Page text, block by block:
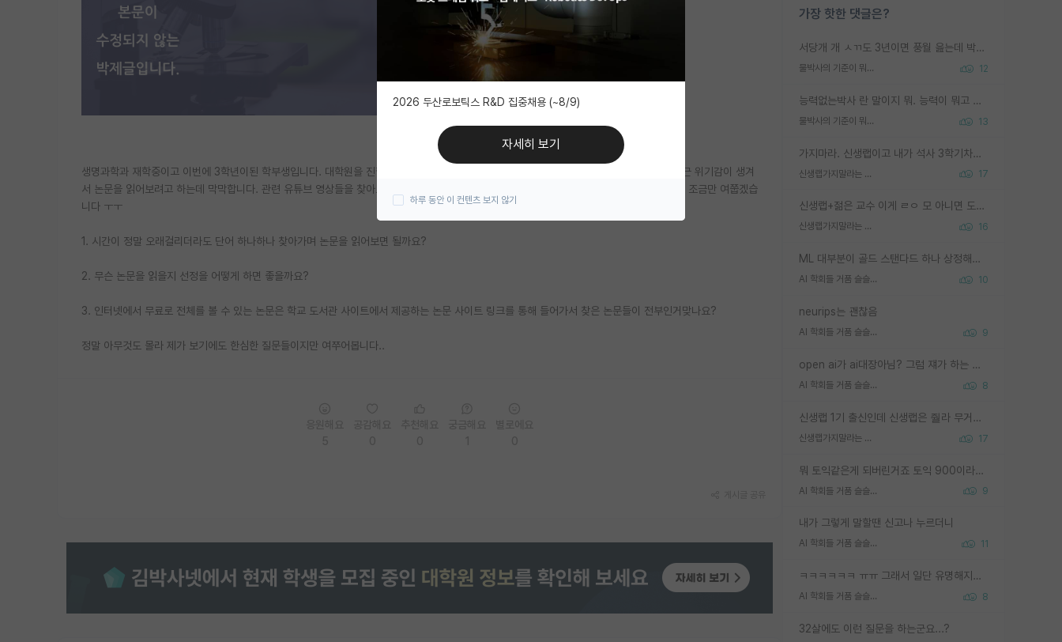
가장 핫한 댓글은?
서당개 개 ㅅㄲ도 3년이면 풍월 읊는데 박사 5년 이상 대리고 있으면서 물된건 교수 탓 맞는ㄱ게 거기가 서당이 아니란 소리임
물박사의 기준이 뭐임? 12
능력없는박사 란 말이지 뭐. 능력이 뭐고 능력이 있다는게 뭔지는 사람마다 기준이 다르니까 얘기해봐야 서로 자기 기준만 얘기해서 논쟁이 끝이 안나고. 주위에서 능력있고 야심있는 신입생이 교수가 유의미한 피드백을 아예 안주면서 제대로된 과제에 참여해볼 기회도 제공하지 않고 잡일 뺑뺑이만 돌려서 맨날 단순작업만 하면서 밤새다가 눈빛이 점점 죽어가는걸 본 사람은 물박사는 교수탓이라고 하고, 교수는 이것저것 알려도 주고 기회도 주고 사수 동기 붙여주면서 어떻게든 끌고가려고 하는데 본인이 매일 뺀질거리면서 출근 하는둥마는둥 하다가 기껏 와서도 폰이나 쳐다보다가 실험 망치고 저녁약속있어서 먼저 가볼게요~ 하는걸 본 사람은 물박사는 본인탓이라고 함.
물박사의 기준이 뭐임? 13
가지마라. 신생랩이고 내가 석사 3학기차인데 최고참인데 나도 아무것도 모르는데 교수가 후배들 왜 논문 교육 안시키냐. 논문 왜 안 써오냐 닦달한다
신생랩가지말라는 이유가 있었구나 17
신생랩+젊은 교수 이게 ㄹㅇ 모 아니면 도인듯.
신생랩가지말라는 이유가 있었구나 16
ML 대부분이 골드 스탠다드 하나 상정해놓고 (벤치마크 데이터셋이 여러 개면 여러 개 상정) 그거 얼마나 잘 맞추나 싸움임 가끔 번뜩이는 설계 철학을 보여주는 논문들도 있지만 대부분 그거 성적 얼마나 더 올리느라에 혈안이 되어 있는 측면이 잇음
AI 학회들 거품 슬슬 지적이 나오네요 10
neurips는 괜찮음
AI 학회들 거품 슬슬 지적이 나오네요 9
open ai가 ai대장아님? 그럼 쟤가 하는 말이 다 맞겠네
AI 학회들 거품 슬슬 지적이 나오네요 8
신생랩 1기 출신인데 신생랩은 줠라 무거운 바벨 같은거임. 들면 대박인데 못들면 깔려 죽음. 아무도 알려주지 않는 환경에서 자생해야하지만, 일단 살아남았다면 그 어떤 사람보다 악착같고 생존력 높은 사람으로 거듭날 수 있음
신생랩가지말라는 이유가 있었구나 17
뭐 토익같은게 되버린거죠 토익 900이라고 영어잘하는건 아닙니다만 잘하는사람은 다 900을 넘는 그런
AI 학회들 거품 슬슬 지적이 나오네요 9
내가 그렇게 말할땐 신고나 누르더니
AI 학회들 거품 슬슬 지적이 나오네요 11
ㅋㅋㅋㅋㅋㅋ ㅠㅠ 그래서 일단 유명해지는게 중요한거같습니다
AI 학회들 거품 슬슬 지적이 나오네요 8
32살에도 이런 질문을 하는군요...?
생명과학과 재학중이고 이번에 3학년이된 학부생입니다. 대학원을 진학할 계획인데 부끄럽지만 전공 공부 외에 그 어떤것도 해본적이 없어 최근 위기감이 생겨
서 논문을 읽어보려고 하는데 막막합니다. 관련 유튜브 영상들을 찾아보고 있고 처음에는 리뷰 논문부터 시작하라는데 정말 안읽히네요... 질문 조금만 여쭙겠습
니다 ㅜㅜ
1. 시간이 정말 오래걸리더라도 단어 하나하나 찾아가며 논문을 읽어보면 될까요?
2. 무슨 논문을 읽을지 선정을 어떻게 하면 좋을까요?
3. 인터넷에서 무료로 전체를 볼 수 있는 논문은 학교 도서관 사이트에서 제공하는 논문 사이트 링크를 통해 들어가서 찾은 논문들이 전부인거맞나요?
정말 아무것도 몰라 제가 보기에도 한심한 질문들이지만 여쭈어봅니다..
2026 두산로보틱스 R&D 집중채용 (~8/9)
자세히 보기
하루 동안 이 컨텐츠 보지 않기